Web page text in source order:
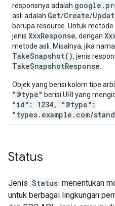
responsnya adalah
asli adalah Get/Create/
berupa resource. Untuk
jenis XxxResponse, dengan
metode asli. Misalnya, jika
TakeSnapshot(), jenis
TakeSnapshotResponse
Objek yang berisi kolom tipe
"@type" berisi URI yang
"id": 1234, "@type":
"types.example.com/
Status
Jenis Status menentukan
untuk berbagai lingkungan